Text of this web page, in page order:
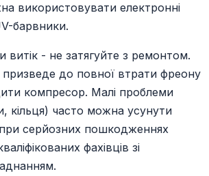
використовувати електронні
барвники.
- не затягуйте з ремонтом.
призведе до повної втрати фреону
компресор. Малі проблеми
кільця) часто можна усунути
серйозних пошкодженнях
фахівців зі